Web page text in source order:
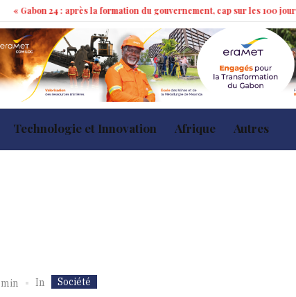
24 : après la formation du gouvernement, cap sur les 100 jours d’action »
Technologie et Innovation Afrique Autres
In Société